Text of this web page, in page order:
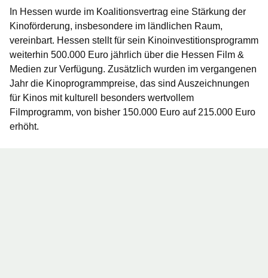
In Hessen wurde im Koalitionsvertrag eine Stärkung der
Kinoförderung, insbesondere im ländlichen Raum,
vereinbart. Hessen stellt für sein Kinoinvestitionsprogramm
weiterhin 500.000 Euro jährlich über die Hessen Film &
Medien zur Verfügung. Zusätzlich wurden im vergangenen
Jahr die Kinoprogrammpreise, das sind Auszeichnungen
für Kinos mit kulturell besonders wertvollem
Filmprogramm, von bisher 150.000 Euro auf 215.000 Euro
erhöht.